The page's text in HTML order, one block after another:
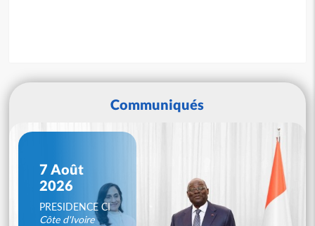
Communiqués
7 Août
2026
PRESIDENCE CI
Côte d'Ivoire